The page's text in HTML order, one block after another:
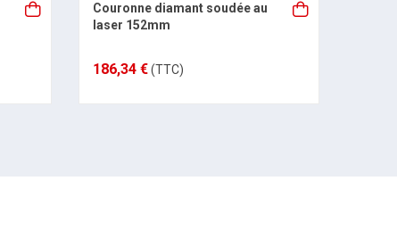
Couronne diamant soudée au
laser 152mm
186,34 €(TTC)